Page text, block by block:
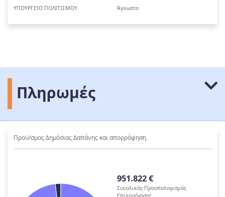
ΥΠΟΥΡΓΕΙΟ ΠΟΛΙΤΙΣΜΟΥ Άγνωστο
Πληρωμές
Προϋ/σμος Δημόσιας Δαπάνης και απορρόφηση
951.822 €
Συνολικός Προϋπολογισμός